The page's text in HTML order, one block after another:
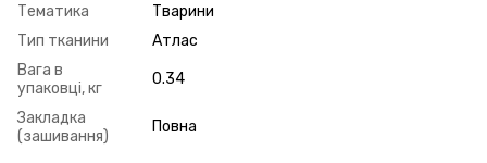
Тематика
Тварини
Тип тканини
Атлас
Вага в
упаковці, кг
0.34
Закладка
(зашивання)
Повна